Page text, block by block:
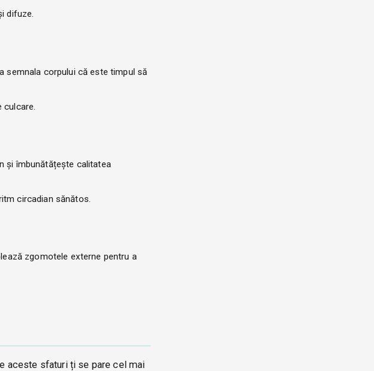
difuze.
semnala corpului că este timpul să
culcare.
și îmbunătățește calitatea
circadian sănătos.
zgomotele externe pentru a
aceste sfaturi ți se pare cel mai